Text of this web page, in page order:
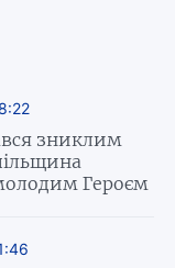
зниклим
Героєм